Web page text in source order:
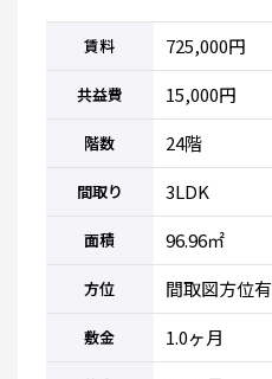
賃料 725,000円
共益費 15,000円
階数 24階
間取り 3LDK
面積 96.96㎡
方位 間取図方位有
敷金 1.0ヶ月